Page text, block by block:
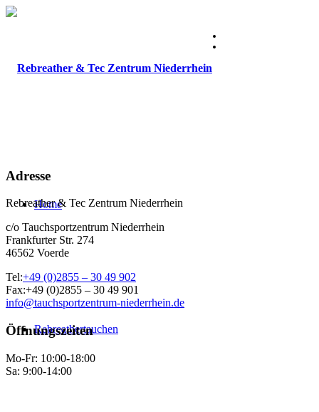
Home
Rebreathertauchen
Adresse
Rebreather & Tec Zentrum Niederrhein
c/o Tauchsportzentrum Niederrhein
Frankfurter Str. 274
46562 Voerde
Tel:+49 (0)2855 – 30 49 902
Fax:+49 (0)2855 – 30 49 901
info@tauchsportzentrum-niederrhein.de
Öffnungszeiten
Mo-Fr: 10:00-18:00
Sa: 9:00-14:00